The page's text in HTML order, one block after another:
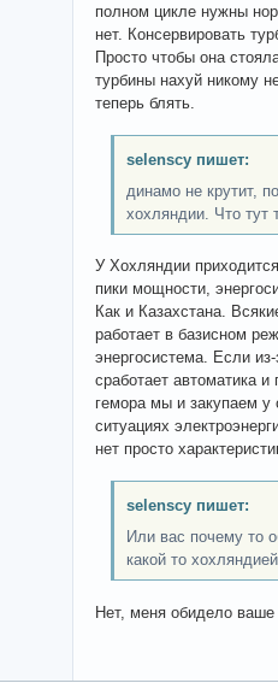
полном цикле нужны
нет. Консервировать
Просто чтобы она
турбины нахуй никому
теперь блять.
selenscy пишет:
динамо не крутит,
хохляндии. Что тут
У Хохляндии
пики мощности,
Как и Казахстана.
работает в базисном
энергосистема. Если
сработает автоматика
гемора мы и закупаем у
ситуациях
нет просто
selenscy пишет:
Или вас почему то
какой то
Нет, меня обидело ваше